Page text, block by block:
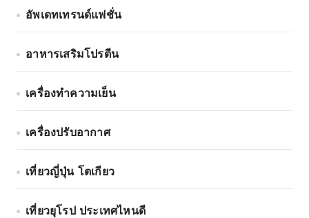
อัพเดทเทรนด์แฟชั่น
อาหารเสริมโปรตีน
เครื่องทำความเย็น
เครื่องปรับอากาศ
เที่ยวญี่ปุ่น โตเกียว
เที่ยวยุโรป ประเทศไหนดี